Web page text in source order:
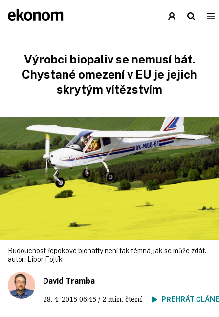
Výrobci biopaliv se nemusí bát.
Chystané omezení v EU je jejich
skrytým vítězstvím
Budoucnost řepokové bionafty není tak témná, jak se může zdát.
autor:
Libor Fojtík
David Tramba
28. 4. 2015 06:45 / 2 min. čtení PŘEHRÁT